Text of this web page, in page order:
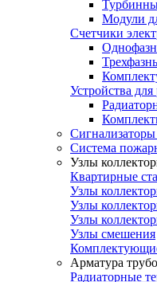
Модули
Счетчики
Устройства
Сигнализаторы
Система
Узлы
Квартирные
Узлы
Узлы
Узлы
Узлы смешения
Арматура
Радиаторные